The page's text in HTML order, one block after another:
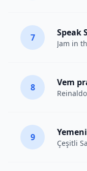
7 Speak
Jam in
8 Vem
9
Çeşitli